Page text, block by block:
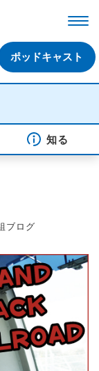
ポッドキャスト
知る
ブログ